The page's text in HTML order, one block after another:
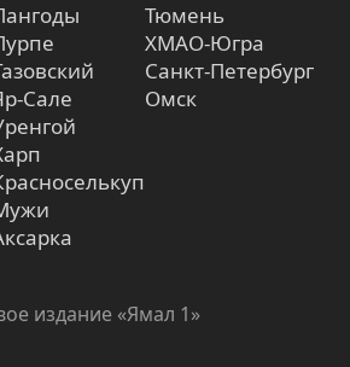
Сале
Тюмень
ХМАО-Югра
Санкт-Петербург
Омск
издание «Ямал 1»